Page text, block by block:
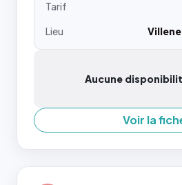
Tarif
Lieu
Aucune
Voir la